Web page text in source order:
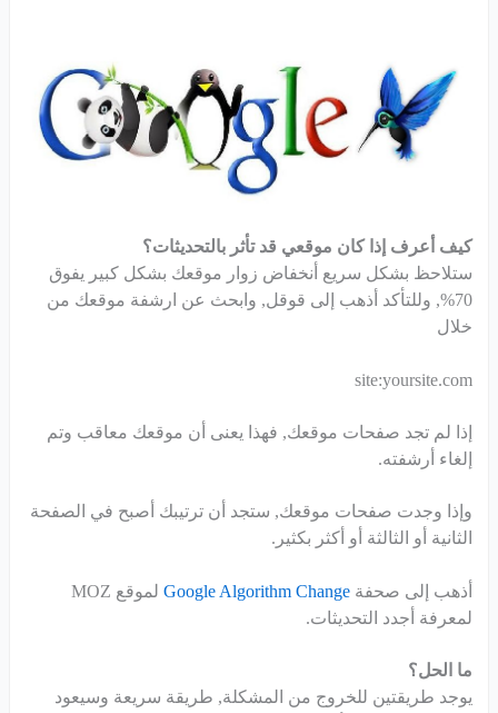
كيف أعرف إذا كان موقعي قد تأثر بالتحديثات؟
ستلاحظ بشكل سريع أنخفاض زوار موقعك بشكل كبير يفوق
70%, وللتأكد أذهب إلى قوقل, وابحث عن ارشفة موقعك من
خلال
site:yoursite.com
إذا لم تجد صفحات موقعك, فهذا يعنى أن موقعك معاقب وتم
إلغاء أرشفته.
وإذا وجدت صفحات موقعك, ستجد أن ترتيبك أصبح في الصفحة
الثانية أو الثالثة أو أكثر بكثير.
أذهب إلى صحفةGoogle Algorithm Change
لموقع MOZ
لمعرفة أجدد التحديثات.
ما الحل؟
يوجد طريقتين للخروج من المشكلة, طريقة سريعة وسيعود